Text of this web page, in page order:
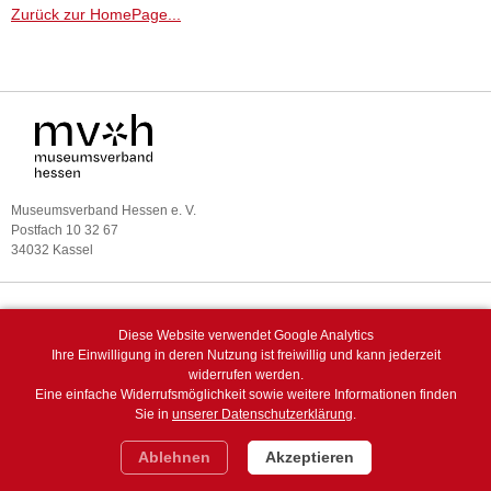
Zurück zur HomePage...
Museumsverband Hessen e. V.
Postfach 10 32 67
34032 Kassel
Telefon 0561 7889 46700
DATENSCHUTZ
Diese Website verwendet Google Analytics
Ihre Einwilligung in deren Nutzung ist freiwillig und kann jederzeit
widerrufen werden.
Eine einfache Widerrufsmöglichkeit sowie weitere Informationen finden
Sie in unserer Datenschutzerklärung.
Ablehnen Akzeptieren